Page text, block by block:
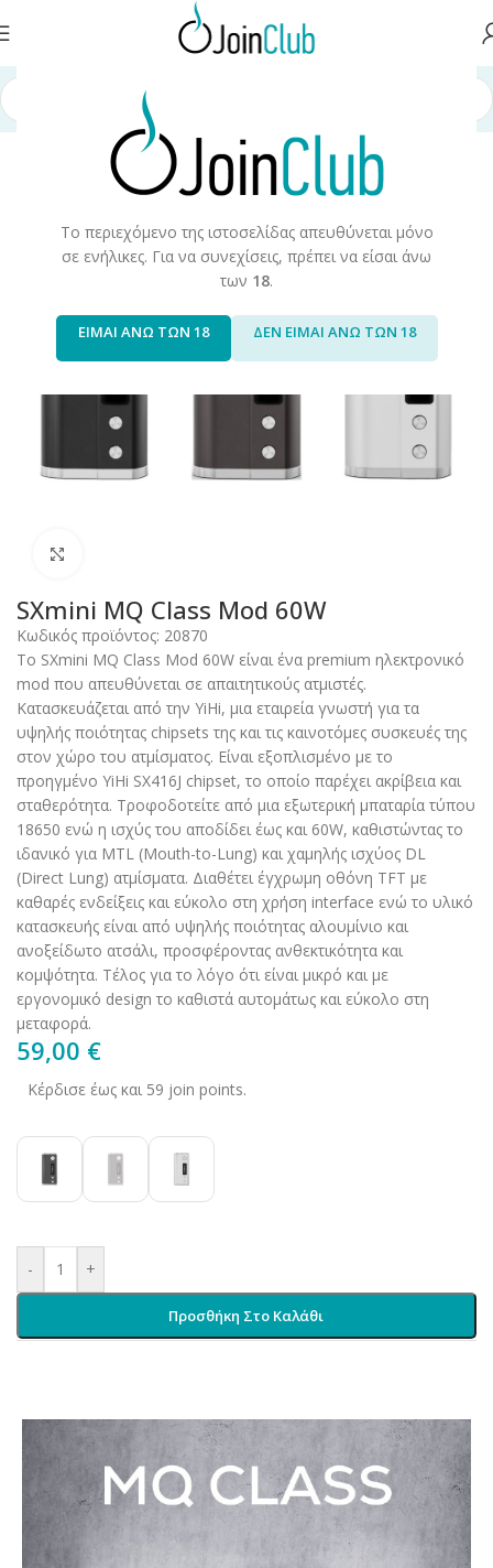
Το περιεχόμενο της ιστοσελίδας απευθύνεται μόνο
σε ενήλικες. Για να συνεχίσεις, πρέπει να είσαι άνω
των 18.
ΕΙΜΑΙ ΑΝΩ ΤΩΝ 18 ΔΕΝ ΕΙΜΑΙ ΑΝΩ ΤΩΝ 18
Συσκευές/Αναλώσιμα
SXmini MQ Class Mod 60W
Κωδικός προϊόντος: 20870
Το SXmini MQ Class Mod 60W είναι ένα premium ηλεκτρονικό
mod που απευθύνεται σε απαιτητικούς ατμιστές.
Κατασκευάζεται από την YiHi, μια εταιρεία γνωστή για τα
υψηλής ποιότητας chipsets της και τις καινοτόμες συσκευές της
στον χώρο του ατμίσματος. Είναι εξοπλισμένο με το
προηγμένο YiHi SX416J chipset, το οποίο παρέχει ακρίβεια και
σταθερότητα. Τροφοδοτείτε από μια εξωτερική μπαταρία τύπου
18650 ενώ η ισχύς του αποδίδει έως και 60W, καθιστώντας το
ιδανικό για MTL (Mouth-to-Lung) και χαμηλής ισχύος DL
(Direct Lung) ατμίσματα. Διαθέτει έγχρωμη οθόνη TFT με
καθαρές ενδείξεις και εύκολο στη χρήση interface ενώ το υλικό
κατασκευής είναι από υψηλής ποιότητας αλουμίνιο και
ανοξείδωτο ατσάλι, προσφέροντας ανθεκτικότητα και
κομψότητα. Τέλος για το λόγο ότι είναι μικρό και με
εργονομικό design το καθιστά αυτομάτως και εύκολο στη
μεταφορά.
59,00 €
Κέρδισε έως και 59 join points.
- +
Προσθήκη Στο Καλάθι